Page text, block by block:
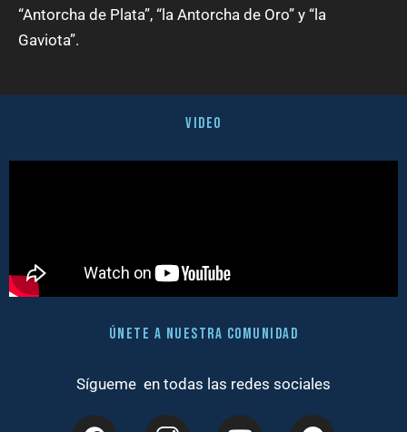
“Antorcha de Plata”, “la Antorcha de Oro” y “la
Gaviota”.
video
Únete a nuestra comunidad
Sígueme en todas las redes sociales
F Y